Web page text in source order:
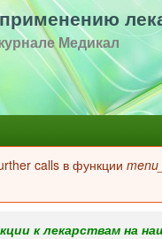
Медикал
calls в функции
к лекарствам на